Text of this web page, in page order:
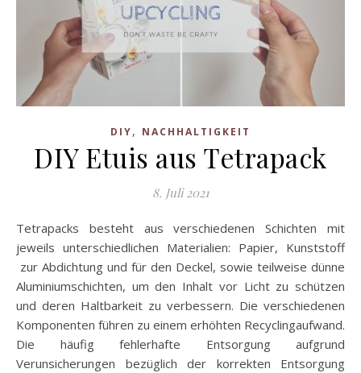
DIY, NACHHALTIGKEIT
DIY Etuis aus Tetrapack
8. Juli 2021
Tetrapacks besteht aus verschiedenen Schichten mit
jeweils unterschiedlichen Materialien: Papier, Kunststoff
zur Abdichtung und für den Deckel, sowie teilweise dünne
Aluminiumschichten, um den Inhalt vor Licht zu schützen
und deren Haltbarkeit zu verbessern. Die verschiedenen
Komponenten führen zu einem erhöhten Recyclingaufwand.
Die häufig fehlerhafte Entsorgung aufgrund
Verunsicherungen bezüglich der korrekten Entsorgung